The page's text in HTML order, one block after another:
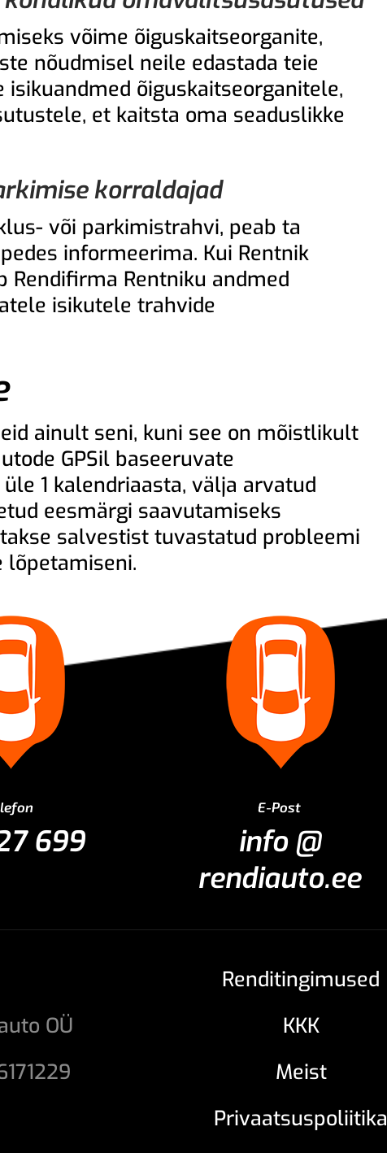
võime õiguskaitseorganite,
nõudmisel neile edastada teie
isikuandmed õiguskaitseorganitele,
et kaitsta oma seaduslikke
korraldajad
või parkimistrahvi, peab ta
informeerima. Kui Rentnik
Rentniku andmed
isikutele trahvide
ainult seni, kuni see on mõistlikult
GPSil baseeruvate
1 kalendriaasta, välja arvatud
eesmärgi saavutamiseks
salvestist tuvastatud probleemi
lõpetamiseni.
699
E-Post
info @
rendiauto.ee
OÜ
Renditingimused
KKK
Meist
Privaatsuspoliitika